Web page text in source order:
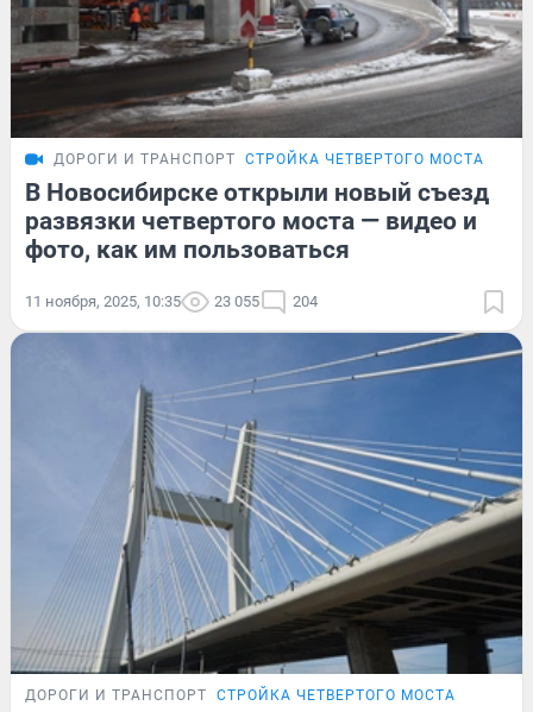
ДОРОГИ И ТРАНСПОРТ СТРОЙКА ЧЕТВЕРТОГО МОСТА
В Новосибирске открыли новый съезд
развязки четвертого моста — видео и
фото, как им пользоваться
11 ноября, 2025, 10:35 23 055 204
ДОРОГИ И ТРАНСПОРТ СТРОЙКА ЧЕТВЕРТОГО МОСТА